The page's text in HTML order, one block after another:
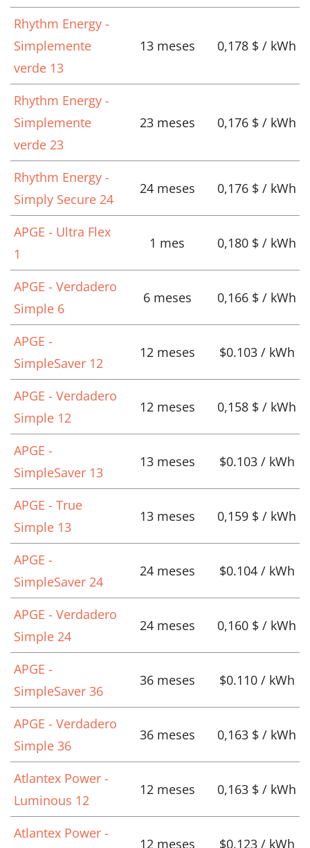
Rhythm Energy -
Simplemente
verde 13
13 meses 0,178 $ / kWh
Rhythm Energy -
Simplemente
verde 23
23 meses 0,176 $ / kWh
Rhythm Energy -
Simply Secure 24
24 meses 0,176 $ / kWh
APGE - Ultra Flex
1
1 mes 0,180 $ / kWh
APGE - Verdadero
Simple 6
6 meses 0,166 $ / kWh
APGE -
SimpleSaver 12
12 meses $0.103 / kWh
APGE - Verdadero
Simple 12
12 meses 0,158 $ / kWh
APGE -
SimpleSaver 13
13 meses $0.103 / kWh
APGE - True
Simple 13
13 meses 0,159 $ / kWh
APGE -
SimpleSaver 24
24 meses $0.104 / kWh
APGE - Verdadero
Simple 24
24 meses 0,160 $ / kWh
APGE -
SimpleSaver 36
36 meses $0.110 / kWh
APGE - Verdadero
Simple 36
36 meses 0,163 $ / kWh
Atlantex Power -
Luminous 12
12 meses 0,163 $ / kWh
Atlantex Power -
12 meses $0.123 / kWh